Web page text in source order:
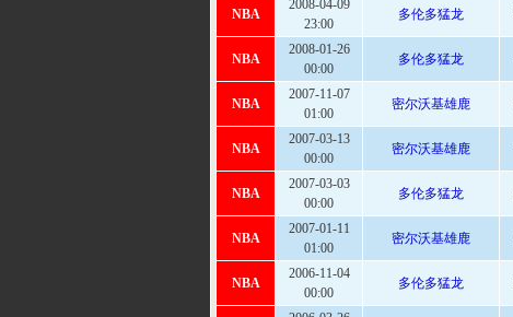
NBA
2008-04-09
23:00
多伦多猛龙
NBA
2008-01-26
00:00
多伦多猛龙
NBA
2007-11-07
01:00
密尔沃基雄鹿
NBA
2007-03-13
00:00
密尔沃基雄鹿
NBA
2007-03-03
00:00
多伦多猛龙
NBA
2007-01-11
01:00
密尔沃基雄鹿
NBA
2006-11-04
00:00
多伦多猛龙